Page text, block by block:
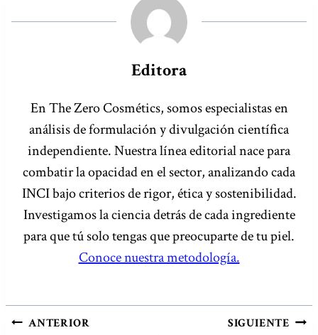
Editora
En The Zero Cosmétics, somos especialistas en
análisis de formulación y divulgación científica
independiente. Nuestra línea editorial nace para
combatir la opacidad en el sector, analizando cada
INCI bajo criterios de rigor, ética y sostenibilidad.
Investigamos la ciencia detrás de cada ingrediente
para que tú solo tengas que preocuparte de tu piel.
Conoce nuestra metodología.
NAVEGACIÓN
ANTERIOR SIGUIENTE